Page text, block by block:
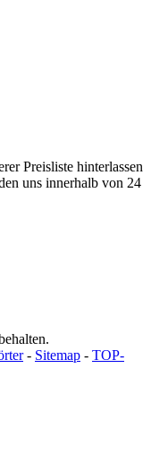
Preisliste hinterlassen
uns innerhalb von 24
- Sitemap - TOP-